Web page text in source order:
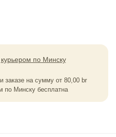
курьером по Минску
заказе на сумму от 80,00 br
по Минску бесплатна